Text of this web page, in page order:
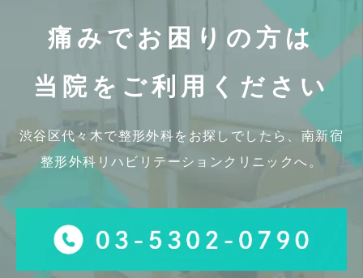
痛みでお困りの方は
当院をご利用ください
渋谷区代々木で整形外科をお探しでしたら、 南新宿
整形外科リハビリテーションクリニックへ。